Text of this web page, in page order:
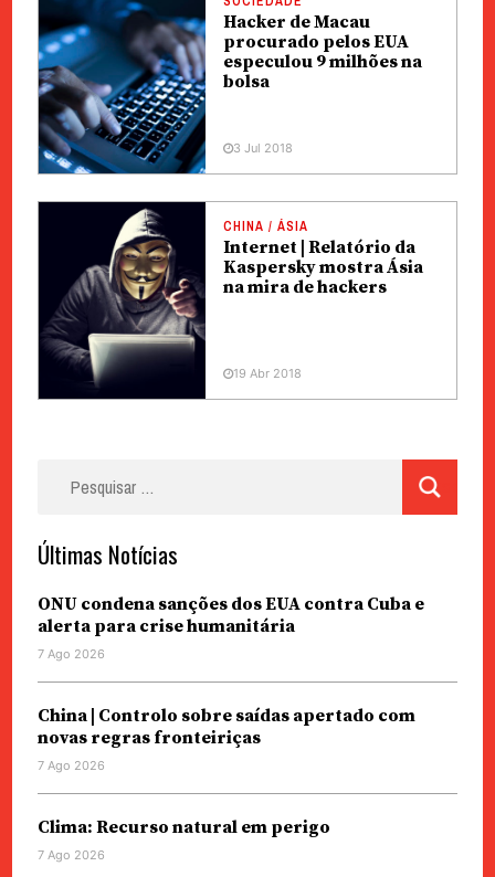
Hacker de Macau
procurado pelos EUA
especulou 9 milhões na
bolsa
3 Jul 2018
CHINA / ÁSIA
Internet | Relatório da
Kaspersky mostra Ásia
na mira de hackers
19 Abr 2018
Últimas Notícias
ONU condena sanções dos EUA contra Cuba e
alerta para crise humanitária
7 Ago 2026
China | Controlo sobre saídas apertado com
novas regras fronteiriças
7 Ago 2026
Clima: Recurso natural em perigo
7 Ago 2026